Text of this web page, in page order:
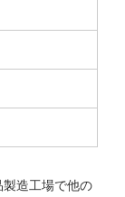
造工場で他の